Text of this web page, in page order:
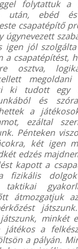
folytattuk
után, ebéd
csapatépítő
úgynevezett
igen jól
a csapatépítést,
osztva,
ki tudott egy
és
a
ezáltal
Pénteken
két igen
edzés
kapott a
fizikális
taktikai
átmozgatjuk
minkét
a
a pályán.